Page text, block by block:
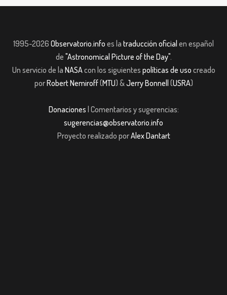
1995-2026 Observatorio.info es la traducción oficial en español
de "Astronomical Picture of the Day".
Un servicio de la NASAcon los siguientes políticas de uso creado
porRobert Nemiroff(MTU) &Jerry Bonnell (USRA)
Donaciones | Comentarios y sugerencias:
sugerencias@observatorio.info
Proyecto realizado porAlex Dantart